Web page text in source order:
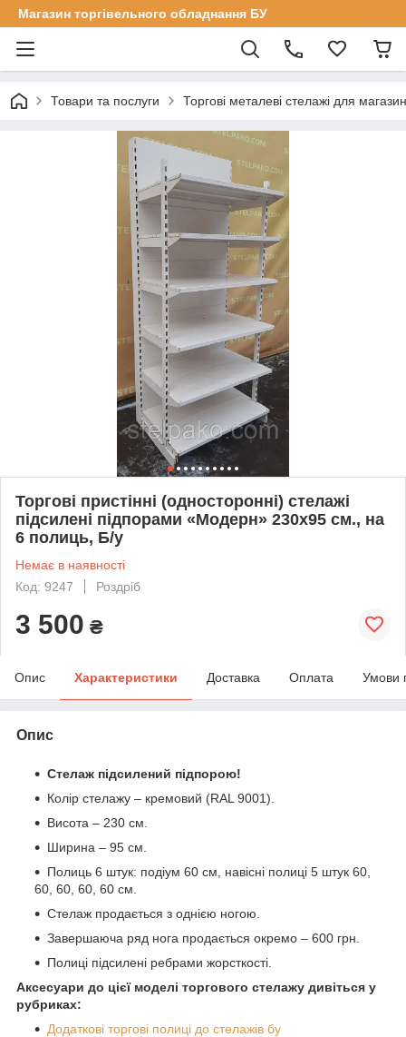
Магазин торгівельного обладнання БУ
Товари та послуги Торгові металеві стелажі для
Торгові пристінні (односторонні) стелажі
підсилені підпорами «Модерн» 230х95 см., на
6 полиць, Б/у
Немає в наявності
Код: 9247
Роздріб
3 500 ₴
Опис Характеристики Доставка Оплата Умови
Опис
Стелаж підсилений підпорою!
Колір стелажу – кремовий (RAL 9001).
Висота – 230 см.
Ширина – 95 см.
Полиць 6 штук: подіум 60 см, навісні полиці 5 штук 60,
60, 60, 60, 60 см.
Стелаж продається з однією ногою.
Завершаюча ряд нога продається окремо – 600 грн.
Полиці підсилені ребрами жорсткості.
Аксесуари до цієї моделі торгового стелажу дивіться у
рубриках:
Додаткові торгові полиці до стелажів бу